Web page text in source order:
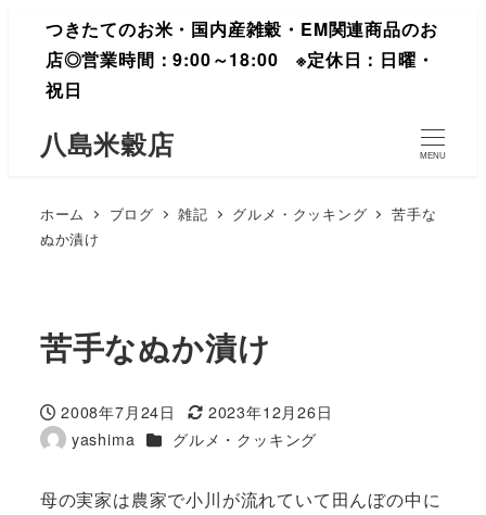
つきたてのお米・国内産雑穀・EM関連商品のお
店◎営業時間：9:00～18:00 ※定休日：日曜・
祝日
八島米穀店 MENU
ホーム ブログ 雑記 グルメ・クッキング
苦手な
ぬか漬け
苦手なぬか漬け
投稿日
2008年7月24日
更新日
2023年12月26日
著
yashima カテゴリー
グルメ・クッキング
母の実家は農家で小川が流れていて田んぼの中に